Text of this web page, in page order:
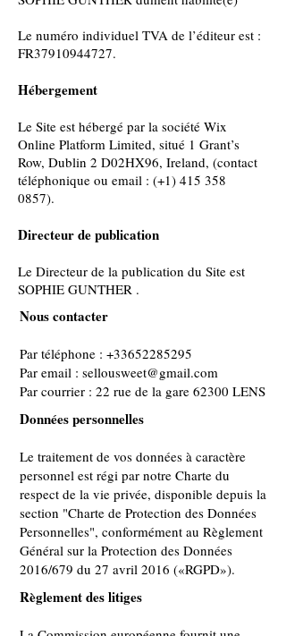
Le numéro individuel TVA de l’éditeur est :
FR37910944727.
Hébergement
Le Site est hébergé par la société Wix
Online Platform Limited, situé 1 Grant’s
Row, Dublin 2 D02HX96, Ireland, (contact
téléphonique ou email : (+1) 415 358
0857).
Directeur de publication
Le Directeur de la publication du Site est
SOPHIE GUNTHER .
Nous contacter
Par téléphone : +33652285295
Par email : sellousweet@gmail.com
Par courrier : 22 rue de la gare 62300 LENS
Données personnelles
Le traitement de vos données à caractère
personnel est régi par notre Charte du
respect de la vie privée, disponible depuis la
section "Charte de Protection des Données
Personnelles", conformément au Règlement
Général sur la Protection des Données
2016/679 du 27 avril 2016 («RGPD»).
Règlement des litiges